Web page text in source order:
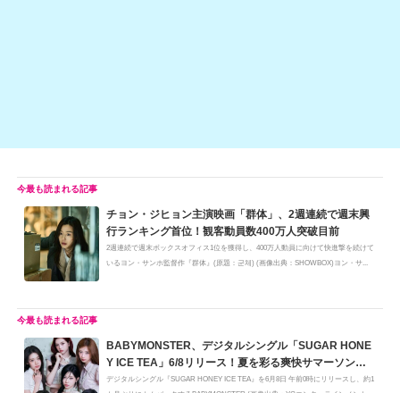
チョン・ジヒョン主演映画「群体」、2週連続で週末興
行ランキング首位！観客動員数400万人突破目前
2週連続で週末ボックスオフィス1位を獲得し、400万人動員に向けて快進撃を続けて
いるヨン・サンホ監督作『群体』(原題：군체) (画像出典：SHOWBOX)ヨン・サ...
BABYMONSTER、デジタルシングル「SUGAR HONE
Y ICE TEA」6/8リリース！夏を彩る爽快サマーソング
に期待
デジタルシングル『SUGAR HONEY ICE TEA』を6月8日 午前0時にリリースし、約1